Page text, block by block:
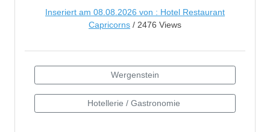
Inseriert am 08.08.2026 von : Hotel Restaurant
Capricorns / 2476 Views